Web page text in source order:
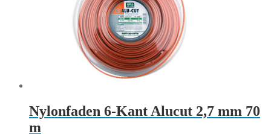
Nylonfaden 6-Kant Alucut 2,7 mm 70
m